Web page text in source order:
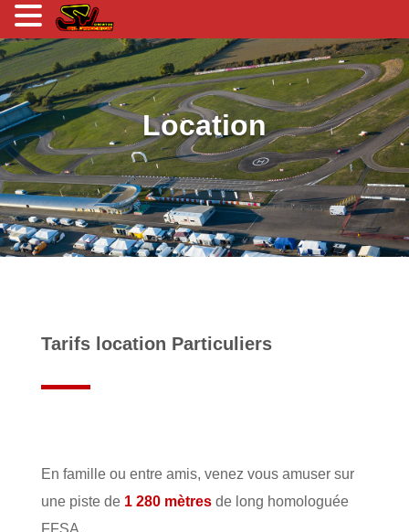
Location
Tarifs location Particuliers
En famille ou entre amis, venez vous amuser sur
une piste de 1 280 mètresde long homologuée
FFSA.